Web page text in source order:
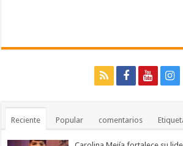
Reciente Popular comentarios